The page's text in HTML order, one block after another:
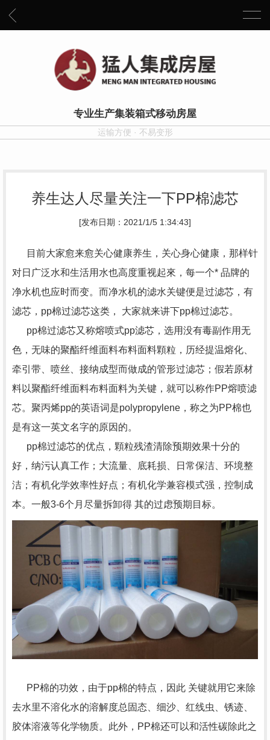
专业生产集装箱式移动房屋
运输方便 · 不易变形
养生达人尽量关注一下PP棉滤芯
[发布日期：2021/1/5 1:34:43]
目前大家愈来愈关心健康养生，关心身心健康，那样针
对日广泛水和生活用水也高度重视起來，每一个* 品牌的
净水机也应时而变。而净水机的滤水关键便是过滤芯，有
滤芯，pp棉过滤芯这类， 大家就来讲下pp棉过滤芯。
pp棉过滤芯又称熔喷式pp滤芯，选用没有毒副作用无
色，无味的聚酯纤维面料布料面料顆粒，历经提温熔化、
牵引带、喷丝、接纳成型而做成的管形过滤芯；假若原材
料以聚酯纤维面料布料面料为关键，就可以称作PP熔喷滤
芯。聚丙烯pp的英语词是polypropylene，称之为PP棉也
是有这一英文名字的原因的。
pp棉过滤芯的优点，顆粒残渣清除预期效果十分的
好，纳污认真工作；大流量、底耗损、日常保洁、环境整
洁；有机化学效率性好点；有机化学兼容模式强，控制成
本。一般3-6个月尽量拆卸得 其的过虑预期目标。
PP棉的功效，由于pp棉的特点，因此 关键就用它来除
去水里不溶化水的溶解度总固态、细沙、红线虫、锈迹、
胶体溶液等化学物质。此外，PP棉还可以和活性碳除此之